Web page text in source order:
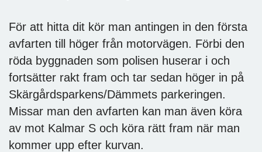
För att hitta dit kör man antingen in den första
avfarten till höger från motorvägen. Förbi den
röda byggnaden som polisen huserar i och
fortsätter rakt fram och tar sedan höger in på
Skärgårdsparkens/Dämmets parkeringen.
Missar man den avfarten kan man även köra
av mot Kalmar S och köra rätt fram när man
kommer upp efter kurvan.